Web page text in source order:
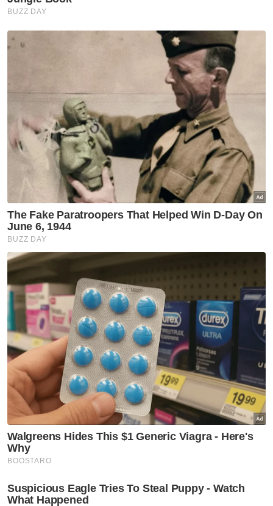
"Kami juga telah mengukuhkan kawalan ke
AS. Seksyen 12 Akta Perdagangan Strategik
"Dari segi sektor mineral kritikal, kami
komited untuk tidak mengenakan sebarang
sekatan ke atas eksport unsur nadir bumi
atau mineral kritikal," katanya.
Muat turun aplikasi Sinar Harian. Klik di sini!
Berita Paling Hangat
Tarif AS
Tarif
Tengku Zafrul Abdul Aziz
Nasional